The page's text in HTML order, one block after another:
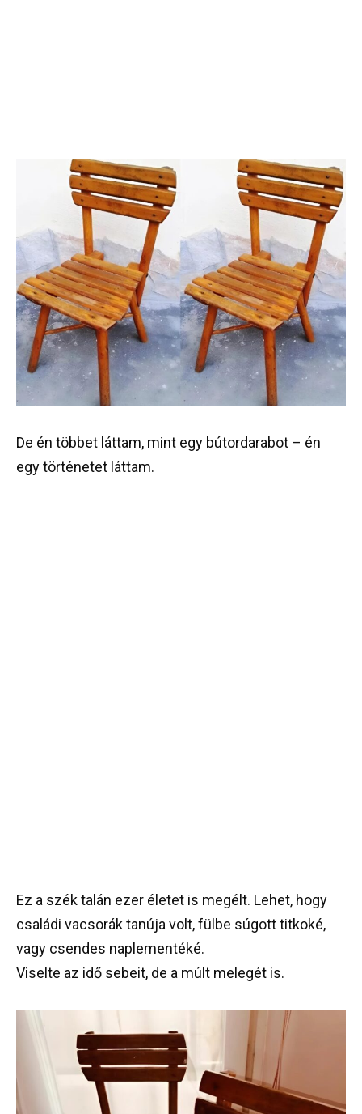
De én többet láttam, mint egy bútordarabot – én
egy történetet láttam.
Ez a szék talán ezer életet is megélt. Lehet, hogy
családi vacsorák tanúja volt, fülbe súgott titkoké,
vagy csendes naplementéké.
Viselte az idő sebeit, de a múlt melegét is.